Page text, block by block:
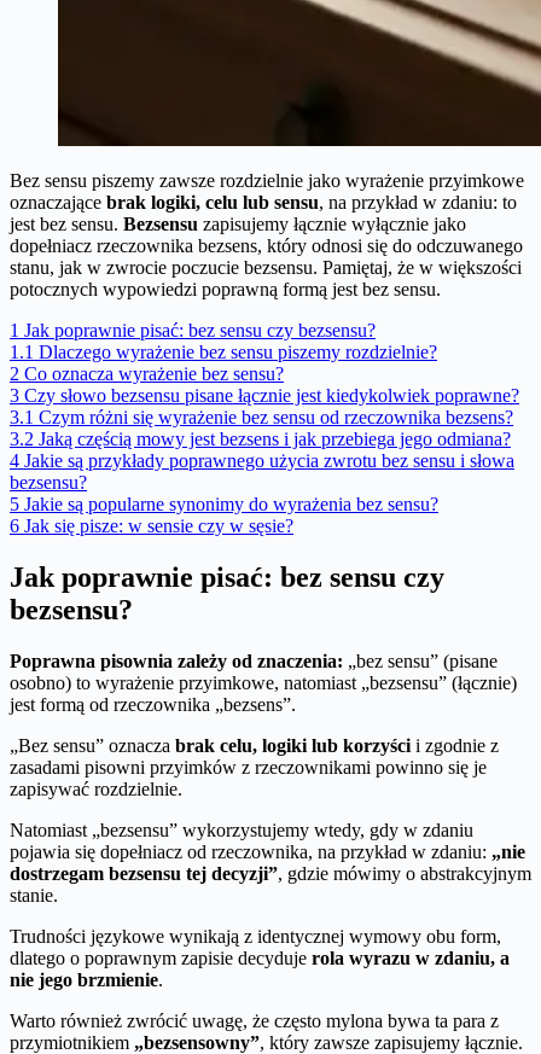
Bez sensu piszemy zawsze rozdzielnie jako wyrażenie przyimkowe
oznaczające brak logiki, celu lub sensu, na przykład w zdaniu: to
jest bez sensu. Bezsensu zapisujemy łącznie wyłącznie jako
dopełniacz rzeczownika bezsens, który odnosi się do odczuwanego
stanu, jak w zwrocie poczucie bezsensu. Pamiętaj, że w większości
potocznych wypowiedzi poprawną formą jest bez sensu.
1 Jak poprawnie pisać: bez sensu czy bezsensu?
1.1 Dlaczego wyrażenie bez sensu piszemy rozdzielnie?
2 Co oznacza wyrażenie bez sensu?
3 Czy słowo bezsensu pisane łącznie jest kiedykolwiek poprawne?
3.1 Czym różni się wyrażenie bez sensu od rzeczownika bezsens?
3.2 Jaką częścią mowy jest bezsens i jak przebiega jego odmiana?
4 Jakie są przykłady poprawnego użycia zwrotu bez sensu i słowa
bezsensu?
5 Jakie są popularne synonimy do wyrażenia bez sensu?
6 Jak się pisze: w sensie czy w sęsie?
Jak poprawnie pisać: bez sensu czy
bezsensu?
Poprawna pisownia zależy od znaczenia: „bez sensu” (pisane
osobno) to wyrażenie przyimkowe, natomiast „bezsensu” (łącznie)
jest formą od rzeczownika „bezsens”.
„Bez sensu” oznacza brak celu, logiki lub korzyści i zgodnie z
zasadami pisowni przyimków z rzeczownikami powinno się je
zapisywać rozdzielnie.
Natomiast „bezsensu” wykorzystujemy wtedy, gdy w zdaniu
pojawia się dopełniacz od rzeczownika, na przykład w zdaniu: „nie
dostrzegam bezsensu tej decyzji”, gdzie mówimy o abstrakcyjnym
stanie.
Trudności językowe wynikają z identycznej wymowy obu form,
dlatego o poprawnym zapisie decyduje rola wyrazu w zdaniu, a
nie jego brzmienie.
Warto również zwrócić uwagę, że często mylona bywa ta para z
przymiotnikiem „bezsensowny”, który zawsze zapisujemy łącznie.